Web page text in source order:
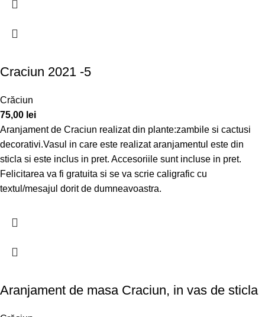
Craciun 2021 -5
Crăciun
75,00 lei
Aranjament de Craciun realizat din plante:zambile si cactusi
decorativi.Vasul in care este realizat aranjamentul este din
sticla si este inclus in pret. Accesoriile sunt incluse in pret.
Felicitarea va fi gratuita si se va scrie caligrafic cu
textul/mesajul dorit de dumneavoastra.
Aranjament de masa Craciun, in vas de sticla